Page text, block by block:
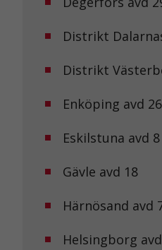
Distrikt
Distrikt
Enköping avd
Eskilstuna avd 8
Gävle avd 18
Härnösand avd
Helsingborg